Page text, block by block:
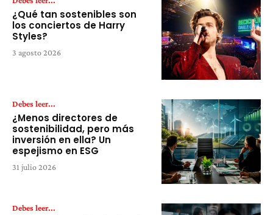
¿Qué tan sostenibles son
los conciertos de Harry
Styles?
3 agosto 2026
Debes leer...
¿Menos directores de
sostenibilidad, pero más
inversión en ella? Un
espejismo en ESG
31 julio 2026
Debes leer...